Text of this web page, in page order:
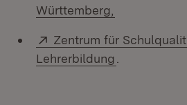
Württemberg,
Extern:
Zentrum für
Lehrerbildung